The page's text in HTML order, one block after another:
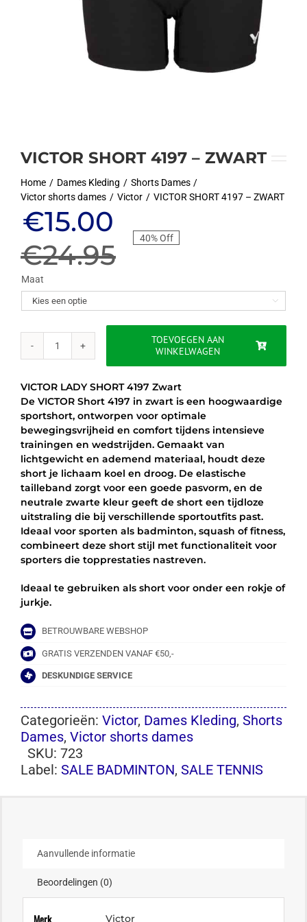
VICTOR SHORT 4197 – ZWART
Home Dames Kleding
Shorts Dames
Victor shorts dames
Victor VICTOR SHORT 4197 – ZWART
€24.95
Oorspronkelijke
prijs
was:
€24.95.
€15.00
Huidige
prijs
is:
€15.00.
40% Off
Maat

VICTOR
aantal
TOEVOEGEN AAN
WINKELWAGEN
VICTOR LADY SHORT 4197 Zwart
De VICTOR Short 4197 in zwart is een hoogwaardige
sportshort, ontworpen voor optimale
bewegingsvrijheid en comfort tijdens intensieve
trainingen en wedstrijden. Gemaakt van
lichtgewicht en ademend materiaal, houdt deze
short je lichaam koel en droog. De elastische
tailleband zorgt voor een goede pasvorm, en de
neutrale zwarte kleur geeft de short een tijdloze
uitstraling die bij verschillende sportoutfits past.
Ideaal voor sporten als badminton, squash of fitness,
combineert deze short stijl met functionaliteit voor
sporters die topprestaties nastreven.
Ideaal te gebruiken als short voor onder een rokje of
jurkje.
BETROUWBARE WEBSHOP
GRATIS VERZENDEN VANAF €50,-
DESKUNDIGE SERVICE
Categorieën: Victor, Dames Kleding, Shorts
Dames, Victor shorts dames
SKU: 723
Label: SALE BADMINTON, SALE TENNIS
Aanvullende informatie
Beoordelingen (0)
Victor